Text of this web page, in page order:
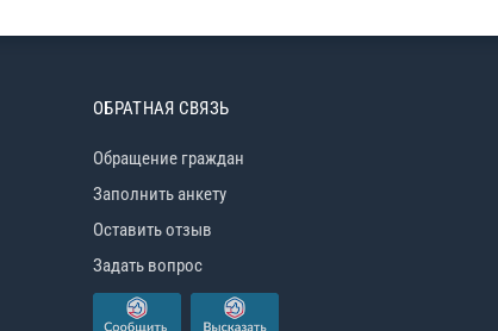
ОБРАТНАЯ СВЯЗЬ
Обращение граждан
Заполнить анкету
Оставить отзыв
Задать вопрос